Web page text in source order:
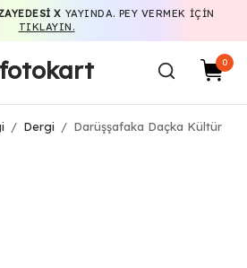
X YAYINDA. PEY VERMEK IÇIN
TIKLAYIN.
fotokart 0
/ Dergi / Darüşşafaka Daçka Kültür